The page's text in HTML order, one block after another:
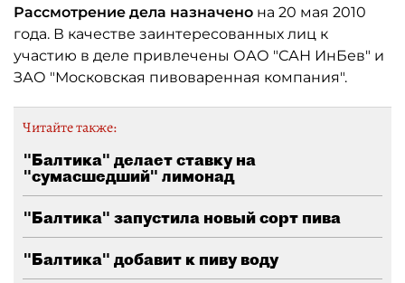
Рассмотрение дела назначено на 20 мая 2010
года. В качестве заинтересованных лиц к
участию в деле привлечены ОАО "САН ИнБев" и
ЗАО "Московская пивоваренная компания".
Читайте также:
"Балтика" делает ставку на
"сумасшедший" лимонад
"Балтика" запустила новый сорт пива
"Балтика" добавит к пиву воду